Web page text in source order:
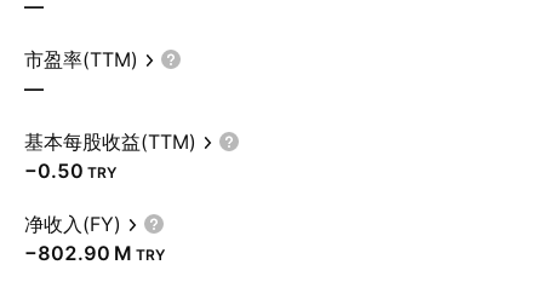
—
市盈率(TTM)
—
基本每股收益(TTM)
−0.50 TRY
净收入(FY)
‪−802.90 M‬ TRY